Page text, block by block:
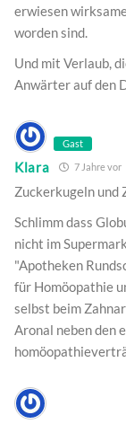
erwiesen
worden sind.
Und mit Verlaub,
Anwärter auf den
Gast
Klara 7 Jahre vor
Zuckerkugeln und
Schlimm dass
nicht im
"Apotheken
für Homöopathie
selbst beim
Aronal neben den